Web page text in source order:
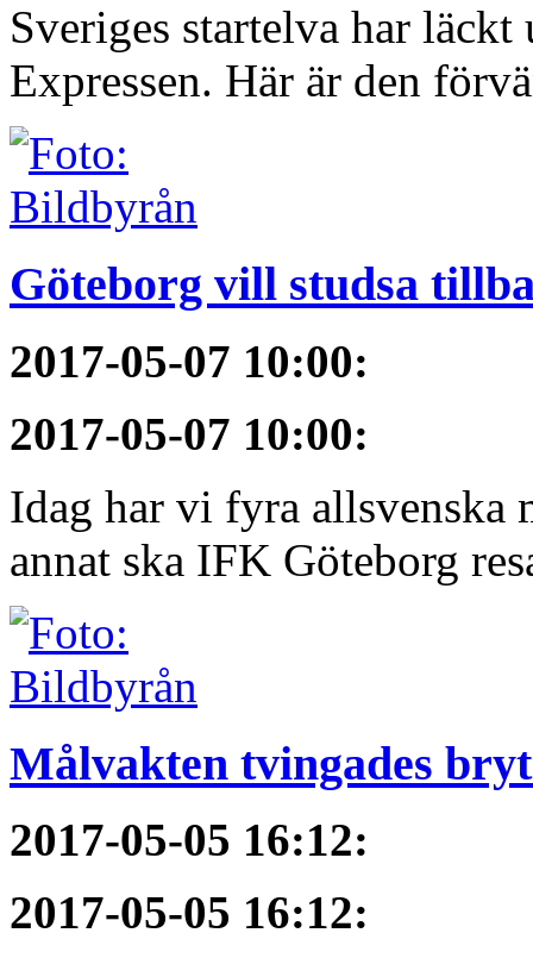
Sveriges startelva har
Expressen. Här är den
Göteborg vill studsa
2017-05-07 10:00:
2017-05-07 10:00:
Idag har vi fyra allsvenska
annat ska IFK Göteborg
Målvakten tvingades
2017-05-05 16:12:
2017-05-05 16:12: